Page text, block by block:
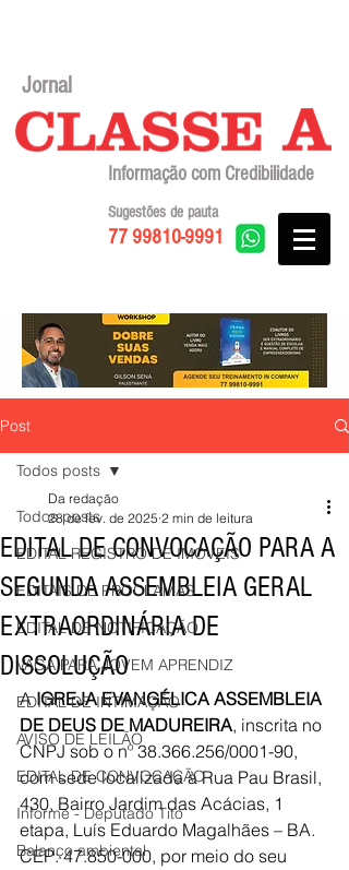
Jornal
Informação com Credibilidade
77 99810-9991
Sugestões de pauta
Post
Todos posts
EDITAL REGISTRO DE IMÓVEIS
EDITAIS DE PROCLAMAS
EDITAL DE NOTIFICAÇÃO
VAGA PARA JOVEM APRENDIZ
EDITAL DE INTIMAÇÃO
AVISO DE LEILÃO
EDITAL DE CONVOCAÇÃO
Informe - Deputado Tito
Balanço ambiental
Todos posts
EDITAL DE CONVOCAÇÃO PARA A
SEGUNDA ASSEMBLEIA GERAL
EXTRAORDINÁRIA DE
DISSOLUÇÃO
Da redação
28 de fev. de 2025 2 min de leitura
A IGREJA EVANGÉLICA ASSEMBLEIA
DE DEUS DE MADUREIRA, inscrita no
CNPJ sob o nº 38.366.256/0001-90,
com sede localizada à Rua Pau Brasil,
430, Bairro Jardim das Acácias, 1
etapa, Luís Eduardo Magalhães – BA.
CEP: 47.850-000, por meio do seu